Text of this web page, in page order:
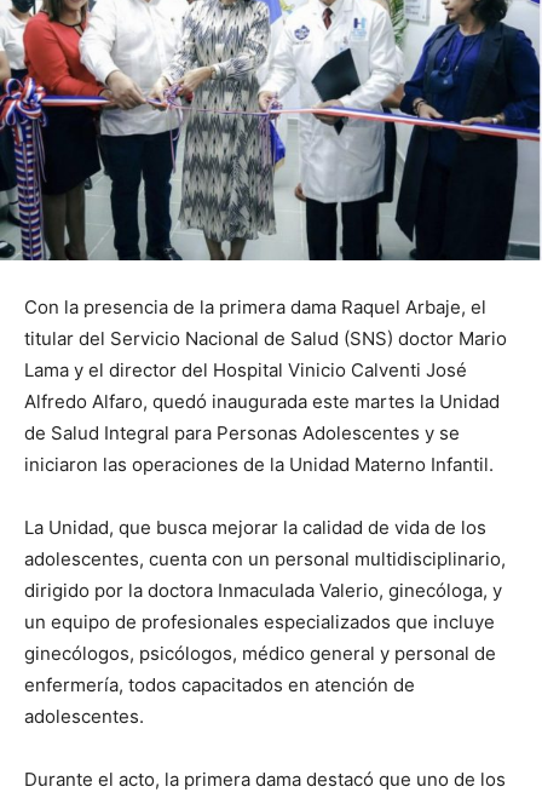
Con la presencia de la primera dama Raquel Arbaje, el
titular del Servicio Nacional de Salud (SNS) doctor Mario
Lama y el director del Hospital Vinicio Calventi José
Alfredo Alfaro, quedó inaugurada este martes la Unidad
de Salud Integral para Personas Adolescentes y se
iniciaron las operaciones de la Unidad Materno Infantil.
La Unidad, que busca mejorar la calidad de vida de los
adolescentes, cuenta con un personal multidisciplinario,
dirigido por la doctora Inmaculada Valerio, ginecóloga, y
un equipo de profesionales especializados que incluye
ginecólogos, psicólogos, médico general y personal de
enfermería, todos capacitados en atención de
adolescentes.
Durante el acto, la primera dama destacó que uno de los